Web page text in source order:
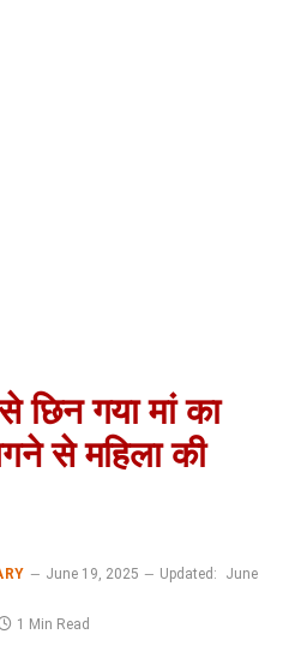
छिन गया मां का
से महिला की
June 19, 2025 Updated: June
1 Min Read